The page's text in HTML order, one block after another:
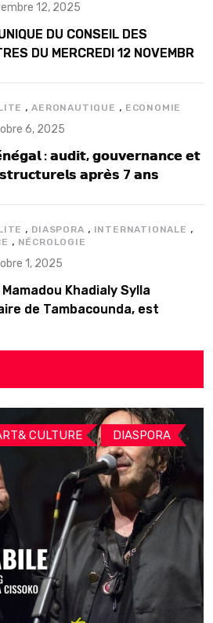
12, 2025
DU CONSEIL DES
DU MERCREDI 12 NOVEMBRE
,AERONAUTIQUE , ECONOMIE
6, 2025
: 𝗮𝘂𝗱𝗶𝘁, 𝗴𝗼𝘂𝘃𝗲𝗿𝗻𝗮𝗻𝗰𝗲 𝗲𝘁
𝗮𝗽𝗿𝗲̀𝘀 7 𝗮𝗻𝘀
, DIASPORA , INTERNATIONALE ,
, NÉCROLOGIE
1, 2025
Khadialy Sylla
de Tambacounda, est
CULTURE , DIASPORA ,